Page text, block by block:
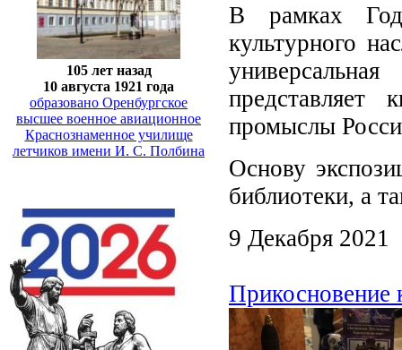
105 лет назад
10 августа 1921 года
образовано Оренбургское
высшее военное авиационное
Краснознаменное училище
летчиков имени И. С. Полбина
В рамках
культурного
представляет
промыслы
Основу
библиотеки, а
9 Декабря 2021
Прикосновение